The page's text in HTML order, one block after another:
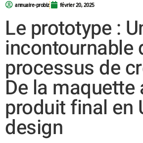
annuaire-probiz février 20, 2025
Le prototype :
incontournable
processus de
De la maquette
produit final en
design